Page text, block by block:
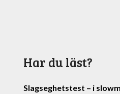
Har du läst?
Slagseghetstest – i